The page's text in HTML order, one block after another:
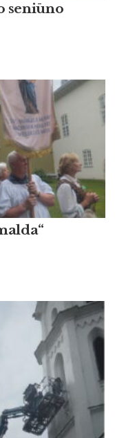
seniūno